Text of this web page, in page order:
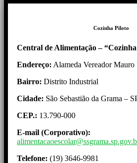
Cozinha Piloto
Central de Alimentação –
Endereço: Alameda Vereador Mauro
Bairro: Distrito Industrial
Cidade: São Sebastião da Grama –
CEP.: 13.790-000
E-mail (Corporativo):
Telefone: (19) 3646-9981